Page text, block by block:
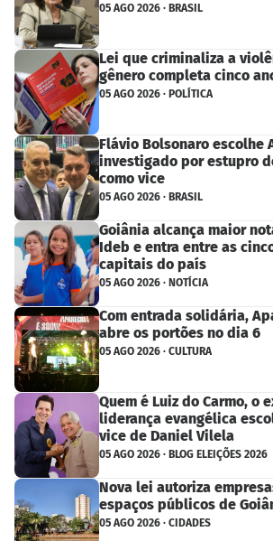
05 AGO 2026 · BRASIL
Lei que criminaliza a
gênero completa cinco
05 AGO 2026 · POLÍTICA
Flávio Bolsonaro escolhe
investigado por estupro
como vice
05 AGO 2026 · BRASIL
Goiânia alcança maior
Ideb e entra entre as
capitais do país
05 AGO 2026 · NOTÍCIA
Com entrada solidária,
abre os portões no dia 6
05 AGO 2026 · CULTURA
Quem é Luiz do Carmo, o
liderança evangélica
vice de Daniel Vilela
05 AGO 2026 · BLOG ELEIÇÕES 2026
Nova lei autoriza
espaços públicos de
05 AGO 2026 · CIDADES